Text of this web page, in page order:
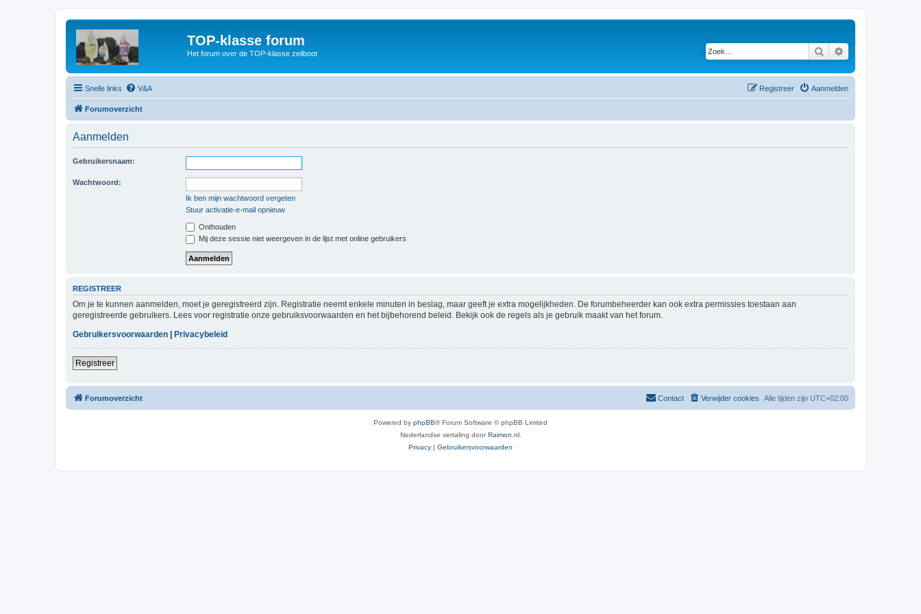
TOP-klasse forum
Het forum over de TOP-klasse zeilboot Zoek
Snelle links V&A Aanmelden
Registreer
Forumoverzicht
Aanmelden
Gebruikersnaam:
Wachtwoord:
Ik ben mijn wachtwoord vergeten
Stuur activatie-e-mail opnieuw
Onthouden
Mij deze sessie niet weergeven in de lijst met online gebruikers
REGISTREER
Om je te kunnen aanmelden, moet je geregistreerd zijn. Registratie neemt enkele minuten in beslag, maar geeft je extra mogelijkheden. De forumbeheerder kan ook extra permissies toestaan aan
geregistreerde gebruikers. Lees voor registratie onze gebruiksvoorwaarden en het bijbehorend beleid. Bekijk ook de regels als je gebruik maakt van het forum.
Gebruikersvoorwaarden
Privacybeleid
Registreer
Forumoverzicht Alle tijden zijn UTC+02:00
Verwijder cookies
Contact
Powered by phpBB® Forum Software © phpBB Limited
Nederlandse vertaling doorRaimon.nl.
Privacy | Gebruikersvoorwaarden